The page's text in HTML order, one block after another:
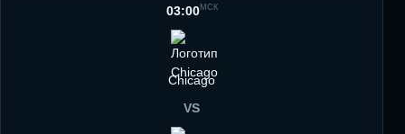
03:00МСК
Chicago
VS